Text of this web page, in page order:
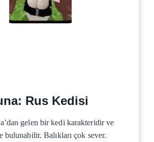
Rus Kedisi
gelen bir kedi karakteridir ve
bulunabilir. Balıkları çok sever.